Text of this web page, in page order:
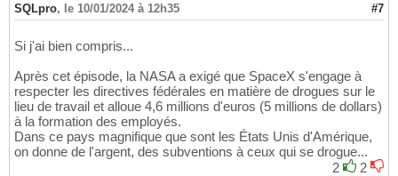
SQLpro, le 10/01/2024 à 12h35 #7
Si j'ai bien compris...
Après cet épisode, la NASA a exigé que SpaceX s'engage à
respecter les directives fédérales en matière de drogues sur le
lieu de travail et alloue 4,6 millions d'euros (5 millions de dollars)
à la formation des employés.
Dans ce pays magnifique que sont les États Unis d'Amérique,
on donne de l'argent, des subventions à ceux qui se drogue...
2
2